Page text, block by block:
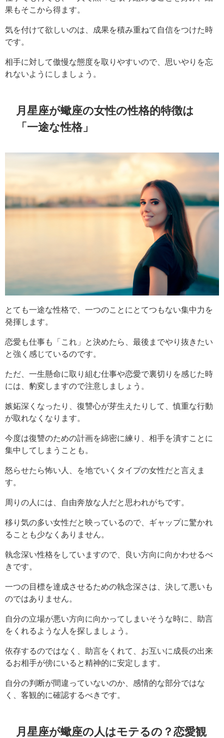
果もそこから得ます。
気を付けて欲しいのは、成果を積み重ねて自信をつけた時
です。
相手に対して傲慢な態度を取りやすいので、思いやりを忘
れないようにしましょう。
月星座が蠍座の女性の性格的特徴は
「一途な性格」
とても一途な性格で、一つのことにとてつもない集中力を
発揮します。
恋愛も仕事も「これ」と決めたら、最後までやり抜きたい
と強く感じているのです。
ただ、一生懸命に取り組む仕事や恋愛で裏切りを感じた時
には、豹変しますので注意しましょう。
嫉妬深くなったり、復讐心が芽生えたりして、慎重な行動
が取れなくなります。
今度は復讐のための計画を綿密に練り、相手を潰すことに
集中してしまうことも。
怒らせたら怖い人、を地でいくタイプの女性だと言えま
す。
周りの人には、自由奔放な人だと思われがちです。
移り気の多い女性だと映っているので、ギャップに驚かれ
ることも少なくありません。
執念深い性格をしていますので、良い方向に向かわせるべ
きです。
一つの目標を達成させるための執念深さは、決して悪いも
のではありません。
自分の立場が悪い方向に向かってしまいそうな時に、助言
をくれるような人を探しましょう。
依存するのではなく、助言をくれて、お互いに成長の出来
るお相手が傍にいると精神的に安定します。
自分の判断が間違っていないのか、感情的な部分ではな
く、客観的に確認するべきです。
月星座が蠍座の人はモテるの？恋愛観